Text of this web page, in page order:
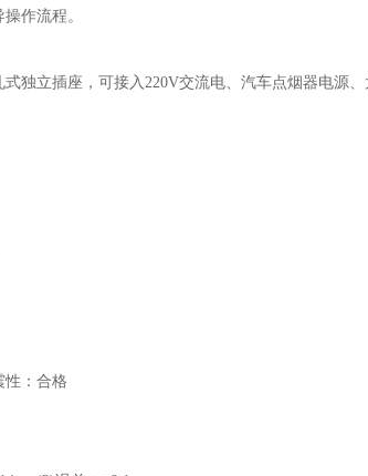
作流程。
独立插座，可接入220V交流电、汽车点烟器电源
性：合格